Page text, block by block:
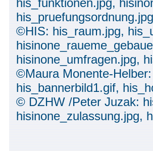
his_funktionen.jpg,
©HIS: his_raum.jpg,
hisinone_umfragen.jpg,
©Maura Monente-
his_bannerbild1.gif,
© DZHW /Peter Juzak:
hisinone_zulassung.jpg,